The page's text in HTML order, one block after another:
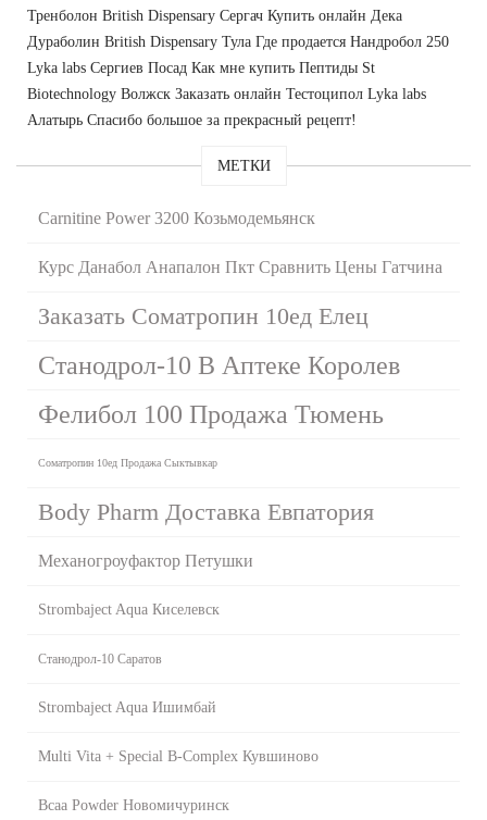
Тренболон British Dispensary Сергач Купить онлайн Дека
Дураболин British Dispensary Тула Где продается Нандробол 250
Lyka labs Сергиев Посад Как мне купить Пептиды St
Biotechnology Волжск Заказать онлайн Тестоципол Lyka labs
Алатырь Спасибо большое за прекрасный рецепт!
МЕТКИ
Carnitine Power 3200 Козьмодемьянск
Курс Данабол Анапалон Пкт Сравнить Цены Гатчина
Заказать Cоматропин 10ед Елец
Станодрол-10 В Аптеке Королев
Фелибол 100 Продажа Тюмень
Cоматропин 10ед Продажа Сыктывкар
Body Pharm Доставка Евпатория
Механогроуфактор Петушки
Strombaject Aqua Киселевск
Станодрол-10 Саратов
Strombaject Aqua Ишимбай
Multi Vita + Special B-Complex Кувшиново
Bcaa Powder Новомичуринск